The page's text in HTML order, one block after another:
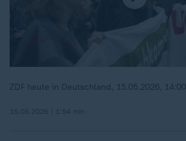
ZDF heute in Deutschland, 15.05.2026,